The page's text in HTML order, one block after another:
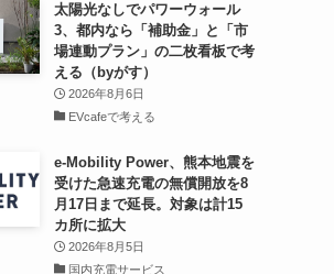
太陽光なしでパワーウォール
3、都内なら「補助金」と「市
場連動プラン」の二枚看板で考
える（byがす）
2026年8月6日
EVcafeで考える
e-Mobility Power、熊本地震を
受けた急速充電の無償開放を8
月17日まで延長。対象は計15
カ所に拡大
2026年8月5日
国内充電サービス